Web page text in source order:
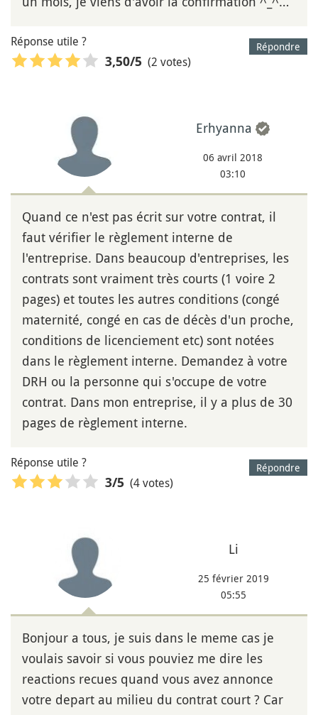
Répondre
Réponse utile ?
3,50/5 (2 votes)
Erhyanna
06 avril 2018
03:10
Quand ce n'est pas écrit sur votre contrat, il
faut vérifier le règlement interne de
l'entreprise. Dans beaucoup d'entreprises, les
contrats sont vraiment très courts (1 voire 2
pages) et toutes les autres conditions (congé
maternité, congé en cas de décès d'un proche,
conditions de licenciement etc) sont notées
dans le règlement interne. Demandez à votre
DRH ou la personne qui s'occupe de votre
contrat. Dans mon entreprise, il y a plus de 30
pages de règlement interne.
Répondre
Réponse utile ?
3/5 (4 votes)
Li
25 février 2019
05:55
Bonjour a tous, je suis dans le meme cas je
voulais savoir si vous pouviez me dire les
reactions recues quand vous avez annonce
votre depart au milieu du contrat court ? Car